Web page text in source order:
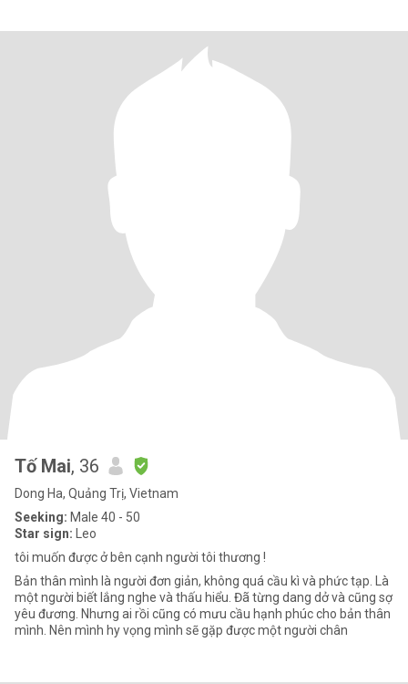
Tố Mai, 36
Dong Ha, Quảng Trị, Vietnam
Seeking: Male 40 - 50
Star sign: Leo
tôi muốn được ở bên cạnh người tôi thương !
Bản thân mình là người đơn giản, không quá cầu kì và phức tạp. Là
một người biết lắng nghe và thấu hiểu. Đã từng dang dở và cũng sợ
yêu đương. Nhưng ai rồi cũng có mưu cầu hạnh phúc cho bản thân
mình. Nên mình hy vọng mình sẽ gặp được một người chân